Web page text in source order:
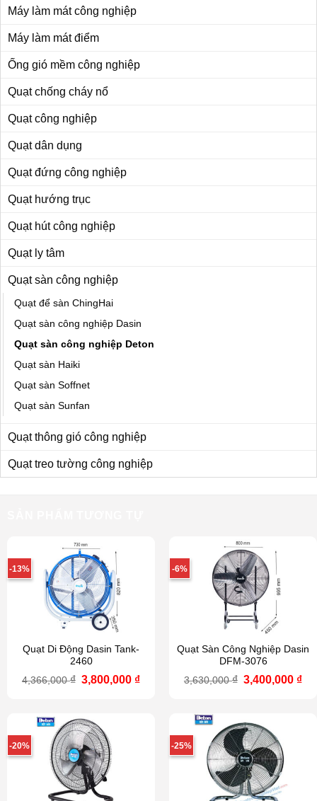
Máy làm mát công nghiệp
Máy làm mát điểm
Ống gió mềm công nghiệp
Quạt chống cháy nổ
Quạt công nghiệp
Quạt dân dụng
Quạt đứng công nghiệp
Quạt hướng trục
Quạt hút công nghiệp
Quạt ly tâm
Quạt sàn công nghiệp
Quạt để sàn ChingHai
Quạt sàn công nghiệp Dasin
Quạt sàn công nghiệp Deton
Quạt sàn Haiki
Quạt sàn Soffnet
Quạt sàn Sunfan
Quạt thông gió công nghiệp
Quạt treo tường công nghiệp
-13%
Quạt Di Động Dasin Tank-
2460
4,366,000₫ Giá
3,800,000 ₫Giá
3,800,000 ₫.
-6%
Quạt Sàn Công Nghiệp Dasin
DFM-3076
3,630,000₫ Giá
3,400,000 ₫
-20% -25%